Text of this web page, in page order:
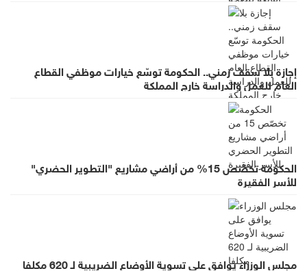
إجازة بلا سقف زمني.. الحكومة توسّع خيارات موظفي القطاع
العام للعمل والدراسة خارج المملكة
الحكومة تخصّص 15% من أراضي مشاريع "التطوير الحضري"
للأسر الفقيرة
مجلس الوزراء يوافق على تسوية الأوضاع الضريبية لـ 620 مكلفا